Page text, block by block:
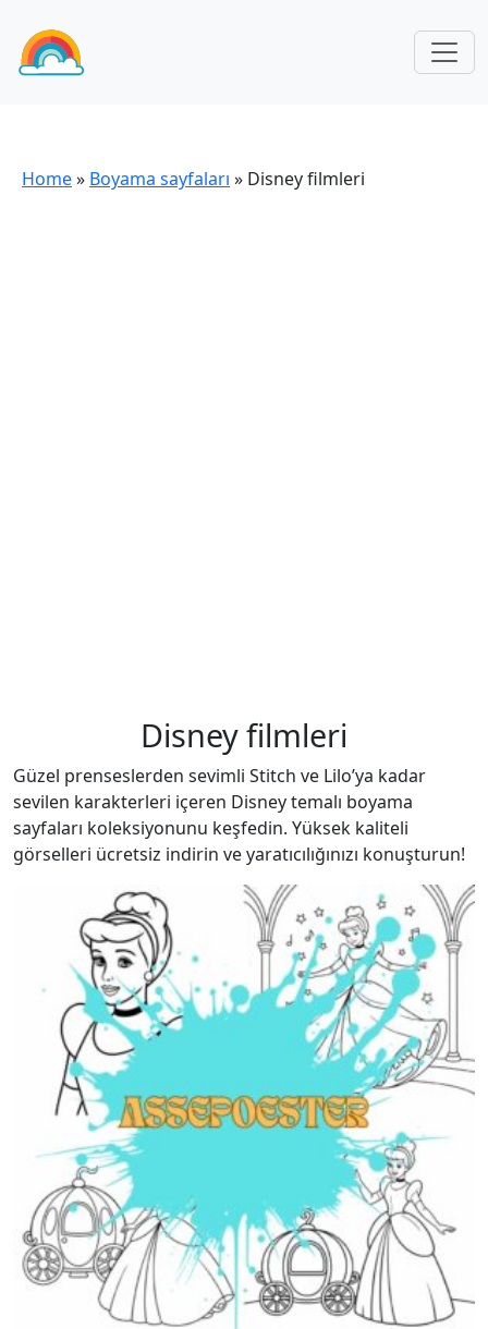
Home» Boyama sayfaları » Disney filmleri
Disney filmleri
Güzel prenseslerden sevimli Stitch ve Lilo’ya kadar
sevilen karakterleri içeren Disney temalı boyama
sayfaları koleksiyonunu keşfedin. Yüksek kaliteli
görselleri ücretsiz indirin ve yaratıcılığınızı konuşturun!